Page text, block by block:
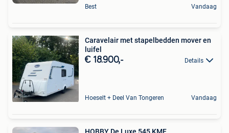
Best Vandaag
Caravelair met stapelbedden mover en
luifel
€ 18.900,- Details
Hoeselt + Deel Van Tongeren Vandaag